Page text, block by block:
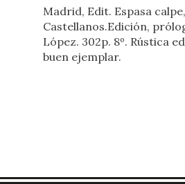
Madrid, Edit. Espasa
Castellanos.Edición,
López. 302p. 8º. Rústica
buen ejemplar.